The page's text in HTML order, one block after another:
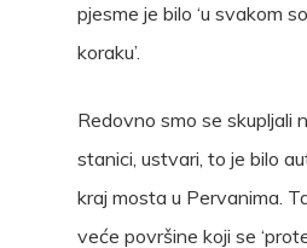
pjesme je bilo ‘u svakom
koraku’.
Redovno smo se skupljali
stanici, ustvari, to je bilo
kraj mosta u Pervanima.
veće površine koji se